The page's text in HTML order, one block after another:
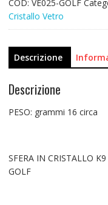
COD: VE025-GOLF
Cristallo Vetro
Descrizione
Descrizione
PESO: grammi 16 circa
SFERA IN CRISTALLO
GOLF